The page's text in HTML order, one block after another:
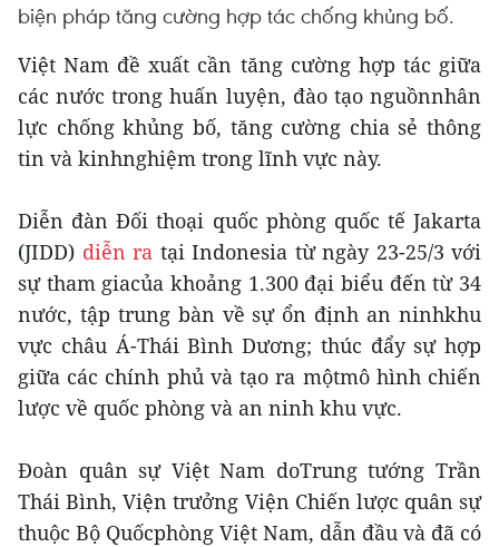
biện pháp tăng cường hợp tác chống khủng bố.
Việt Nam đề xuất cần tăng cường hợp tác giữa
các nước trong huấn luyện, đào tạo nguồnnhân
lực chống khủng bố, tăng cường chia sẻ thông
tin và kinhnghiệm trong lĩnh vực này.
Diễn đàn Đối thoại quốc phòng quốc tế Jakarta
(JIDD) diễn ra tại Indonesia từ ngày 23-25/3 với
sự tham giacủa khoảng 1.300 đại biểu đến từ 34
nước, tập trung bàn về sự ổn định an ninhkhu
vực châu Á-Thái Bình Dương; thúc đẩy sự hợp
giữa các chính phủ và tạo ra mộtmô hình chiến
lược về quốc phòng và an ninh khu vực.
Đoàn quân sự Việt Nam doTrung tướng Trần
Thái Bình, Viện trưởng Viện Chiến lược quân sự
thuộc Bộ Quốcphòng Việt Nam, dẫn đầu và đã có